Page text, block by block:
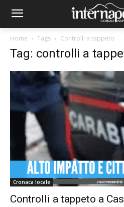
Home Tags Controlli a tappeto
Tag: controlli a
Cronaca locale
Controlli a tappeto a